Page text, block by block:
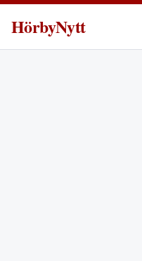
HörbyNytt